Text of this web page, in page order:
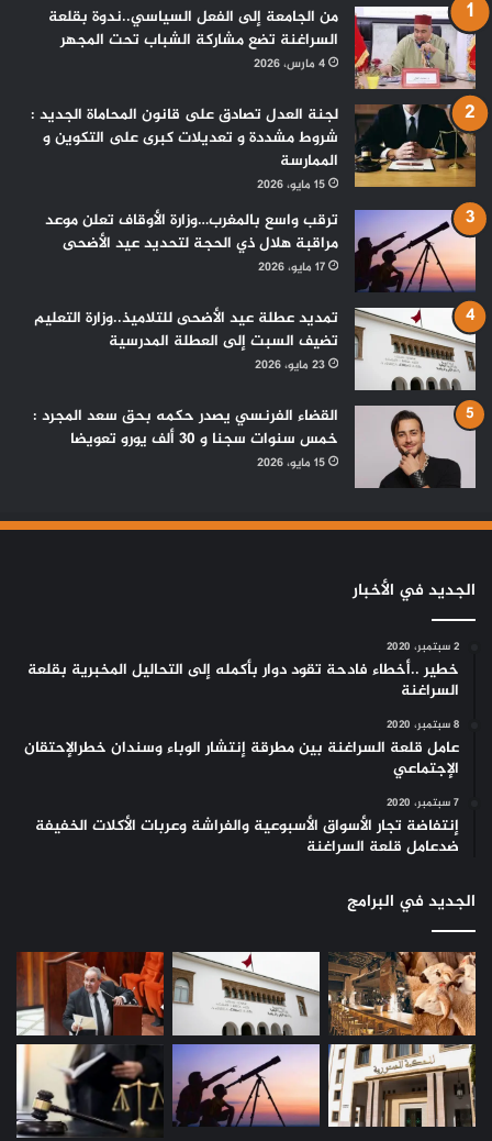
من الجامعة إلى الفعل السياسي..ندوة بقلعة
السراغنة تضع مشاركة الشباب تحت المجهر
4 مارس، 2026
لجنة العدل تصادق على قانون المحاماة الجديد :
شروط مشددة و تعديلات كبرى على التكوين و
الممارسة
15 مايو، 2026
ترقب واسع بالمغرب…وزارة الأوقاف تعلن موعد
مراقبة هلال ذي الحجة لتحديد عيد الأضحى
17 مايو، 2026
تمديد عطلة عيد الأضحى للتلاميذ..وزارة التعليم
تضيف السبت إلى العطلة المدرسية
23 مايو، 2026
القضاء الفرنسي يصدر حكمه بحق سعد المجرد :
خمس سنوات سجنا و 30 ألف يورو تعويضا
15 مايو، 2026
الجديد في الأخبار
2 سبتمبر، 2020
خطير ..أخطاء فادحة تقود دوار بأكمله إلى التحاليل المخبرية بقلعة
السراغنة
8 سبتمبر، 2020
عامل قلعة السراغنة بين مطرقة إنتشار الوباء وسندان خطرالإحتقان
الإجتماعي
7 سبتمبر، 2020
إنتفاضة تجار الأسواق الأسبوعية والفراشة وعربات الأكلات الخفيفة
ضدعامل قلعة السراغنة
الجديد في البرامج